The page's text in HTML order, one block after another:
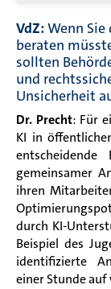
VdZ:Wenn
beraten
sollten
und
Unsicherheit
Dr. Precht: Für
KI in
gemeinsamer
ihren
durch KI-
Beispiel des
identifizierte
einer Stunde